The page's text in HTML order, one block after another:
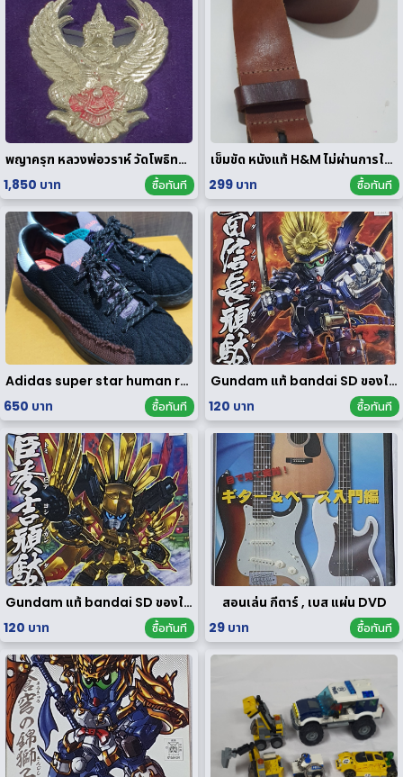
พญาครุฑ หลวงพ่อวราห์ วัดโพธิทอง มหาบารมี2 เนื้อสัมฤทธิ์เงิน
1,850 บาท
ซื้อทันที
เข็มขัด หนังแท้ H&M ไม่ผ่านการใช้งาน
299 บาท
ซื้อทันที
Adidas super star human race limited edition
650 บาท
ซื้อทันที
Gundam แท้ bandai SD ของใหม่
120 บาท
ซื้อทันที
Gundam แท้ bandai SD ของใหม่
120 บาท
ซื้อทันที
สอนเล่น กีตาร์ , เบส แผ่น DVD
29 บาท
ซื้อทันที